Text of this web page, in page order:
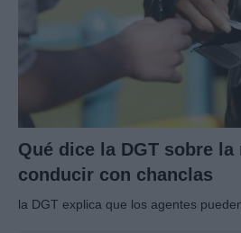
Qué dice la DGT sobre
conducir con chanclas
la DGT explica que los agentes